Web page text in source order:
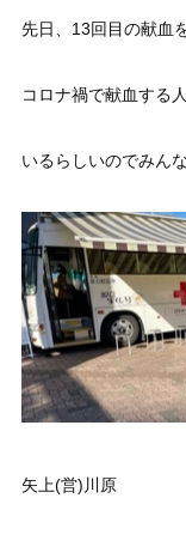
先日、13回目の献血
コロナ禍で献血する
いるらしいのでみん
矢上(営)川原